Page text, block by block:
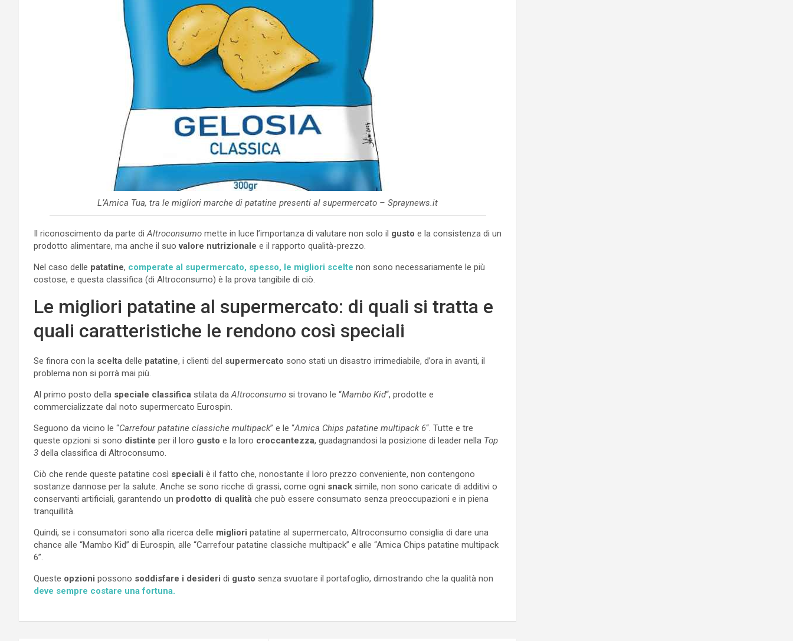
L’Amica Tua, tra le migliori marche di patatine presenti al supermercato – Spraynews.it
Il riconoscimento da parte di Altroconsumo mette in luce l’importanza di valutare non solo il gusto e la consistenza di un
prodotto alimentare, ma anche il suovalore nutrizionale e il rapporto qualità-prezzo.
Nel caso delle patatine, comperate al supermercato, spesso, le migliori scelte non sono necessariamente le più
costose, e questa classifica (di Altroconsumo) è la prova tangibile di ciò.
Le migliori patatine al supermercato: di quali si tratta e
quali caratteristiche le rendono così speciali
Se finora con la scelta delle patatine, i clienti del supermercato sono stati un disastro irrimediabile, d’ora in avanti, il
problema non si porrà mai più.
Al primo posto della speciale classifica stilata da Altroconsumo si trovano le “Mambo Kid“, prodotte e
commercializzate dal noto supermercato Eurospin.
Seguono da vicino le “Carrefour patatine classiche multipack” e le “Amica Chips patatine multipack 6“. Tutte e tre
queste opzioni si sono distinte per il loro gusto e la loro croccantezza, guadagnandosi la posizione di leader nella Top
3 della classifica di Altroconsumo.
Ciò che rende queste patatine così speciali è il fatto che, nonostante il loro prezzo conveniente, non contengono
sostanze dannose per la salute. Anche se sono ricche di grassi, come ogni snack simile, non sono caricate di additivi o
conservanti artificiali, garantendo un prodotto di qualità che può essere consumato senza preoccupazioni e in piena
tranquillità.
Quindi, se i consumatori sono alla ricerca delle migliori patatine al supermercato, Altroconsumo consiglia di dare una
chance alle “Mambo Kid” di Eurospin, alle “Carrefour patatine classiche multipack” e alle “Amica Chips patatine multipack
6”.
Queste opzioni possono soddisfare i desideri di gusto senza svuotare il portafoglio, dimostrando che la qualità non
deve sempre costare una fortuna.